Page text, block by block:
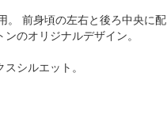
。 前身頃の左右と後ろ中央に配
のオリジナルデザイン。
シルエット。